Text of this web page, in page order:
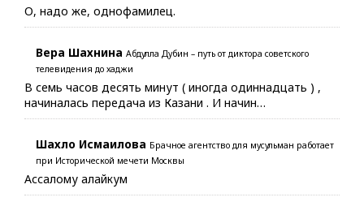
О, надо же, однофамилец.
Вера Шахнина Абдулла Дубин – путь от диктора советского
телевидения до хаджи
В семь часов десять минут ( иногда одиннадцать ) ,
начиналась передача из Казани . И начин…
Шахло Исмаилова Брачное агентство для мусульман работает
при Исторической мечети Москвы
Ассалому алайкум